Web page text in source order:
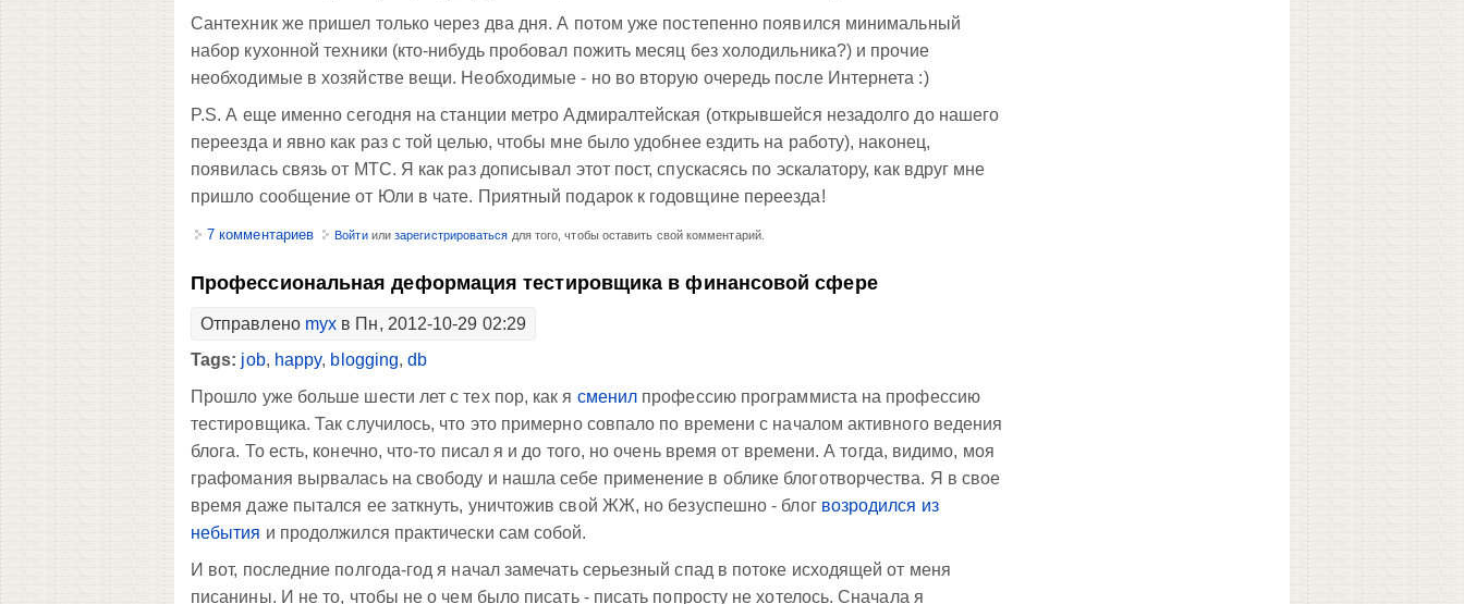
Сантехник же пришел только через два дня. А потом уже постепенно появился минимальный
набор кухонной техники (кто-нибудь пробовал пожить месяц без холодильника?) и прочие
необходимые в хозяйстве вещи. Необходимые - но во вторую очередь после Интернета :)
P.S. А еще именно сегодня на станции метро Адмиралтейская (открывшейся незадолго до нашего
переезда и явно как раз с той целью, чтобы мне было удобнее ездить на работу), наконец,
появилась связь от МТС. Я как раз дописывал этот пост, спускасясь по эскалатору, как вдруг мне
пришло сообщение от Юли в чате. Приятный подарок к годовщине переезда!
7 комментариев Войтиилизарегистрироваться для того, чтобы оставить свой комментарий.
Профессиональная деформация тестировщика в финансовой сфере
Отправлено myx в Пн, 2012-10-29 02:29
Tags: job, happy, blogging,db
Прошло уже больше шести лет с тех пор, как я сменил профессию программиста на профессию
тестировщика. Так случилось, что это примерно совпало по времени с началом активного ведения
блога. То есть, конечно, что-то писал я и до того, но очень время от времени. А тогда, видимо, моя
графомания вырвалась на свободу и нашла себе применение в облике блоготворчества. Я в свое
время даже пытался ее заткнуть, уничтожив свой ЖЖ, но безуспешно - блог возродился из
небытия и продолжился практически сам собой.
И вот, последние полгода-год я начал замечать серьезный спад в потоке исходящей от меня
писанины. И не то, чтобы не о чем было писать - писать попросту не хотелось. Сначала я